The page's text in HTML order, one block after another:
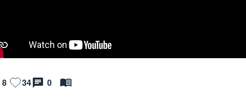
8 34 0